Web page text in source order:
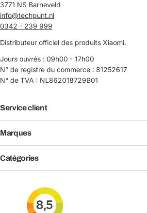
3771 NS Barneveld
info@techpunt.nl
0342 - 239 999
Distributeur officiel des produits Xiaomi.
Jours ouvrés : 09h00 - 17h00
N° de registre du commerce : 81252617
N° de TVA : NL862018729B01
Service client
Marques
Catégories